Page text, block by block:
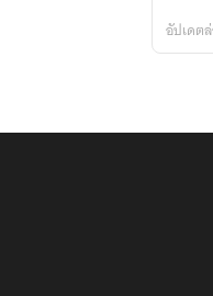
อัปเดต